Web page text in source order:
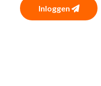
Inloggen